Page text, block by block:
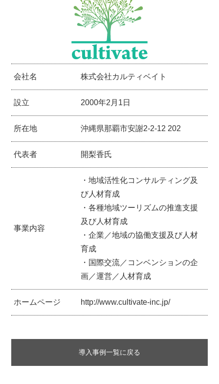
会社名 株式会社カルティベイト
設立 2000年2月1日
所在地 沖縄県那覇市安謝2-2-12 202
代表者 開梨香氏
事業内容
・地域活性化コンサルティング及
び人材育成
・各種地域ツーリズムの推進支援
及び人材育成
・企業／地域の協働支援及び人材
育成
・国際交流／コンベンションの企
画／運営／人材育成
ホームページ http://www.cultivate-inc.jp/
導入事例一覧に戻る